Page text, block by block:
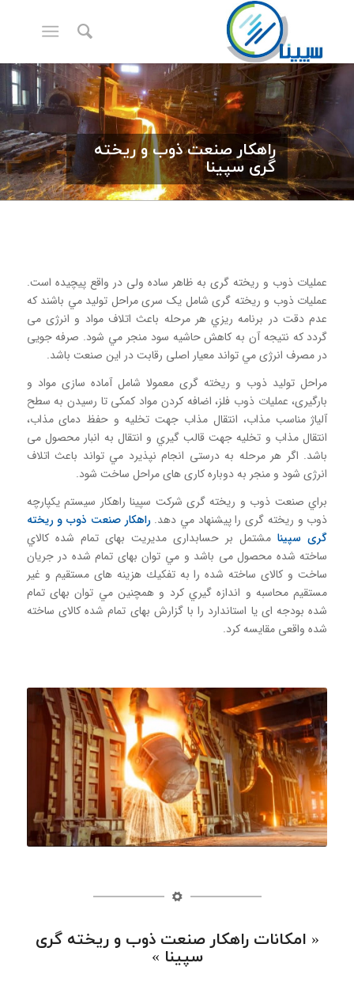
راهكار صنعت ذوب و ریخته
گری سپینا
عملیات ذوب و ريخته گری به ظاهر ساده ولی در واقع پیچیده است.
عمليات ذوب و ریخته گری شامل یک سری مراحل توليد مي باشند که
عدم دقت در برنامه ريزي هر مرحله باعث اتلاف مواد و انرژی می
گردد كه نتيجه آن به كاهش حاشیه سود منجر مي شود. صرفه جویی
در مصرف انرژی مي تواند معیار اصلی رقابت در اين صنعت باشد.
مراحل توليد ذوب و ريخته گری معمولا شامل آماده سازی مواد و
بارگيری، عمليات ذوب فلز، اضافه كردن مواد كمكی تا رسيدن به سطح
آلياژ مناسب مذاب، انتقال مذاب جهت تخليه و حفظ دمای مذاب،
انتقال مذاب و تخليه جهت قالب گيري و انتقال به انبار محصول می
باشد. اگر هر مرحله به درستی انجام نپذيرد مي تواند باعث اتلاف
انرژی شود و منجر به دوباره كاری های مراحل ساخت شود.
براي صنعت ذوب و ريخته گری شركت سپينا راهكار سيستم يكپارچه
ذوب و ريخته گری را پيشنهاد مي دهد.راهكار صنعت ذوب و ریخته
گری سپینا مشتمل بر حسابداری مدیريت بهای تمام شده كالاي
ساخته شده محصول می باشد و مي توان بهای تمام شده در جريان
ساخت و كالای ساخته شده را به تفكيك هزينه های مستقيم و غير
مستقيم محاسبه و اندازه گيري كرد و همچنين مي توان بهای تمام
شده بودجه ای يا استاندارد را با گزارش بهای تمام شده كالای ساخته
شده واقعی مقايسه كرد.
« امکانات راهکار صنعت ذوب و ریخته گری
سپینا »